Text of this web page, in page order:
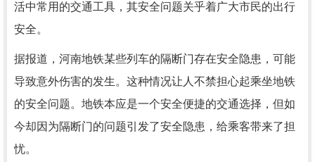
活中常用的交通工具，其安全问题关乎着广大市民的出行
安全。
据报道，河南地铁某些列车的隔断门存在安全隐患，可能
导致意外伤害的发生。这种情况让人不禁担心起乘坐地铁
的安全问题。地铁本应是一个安全便捷的交通选择，但如
今却因为隔断门的问题引发了安全隐患，给乘客带来了担
忧。